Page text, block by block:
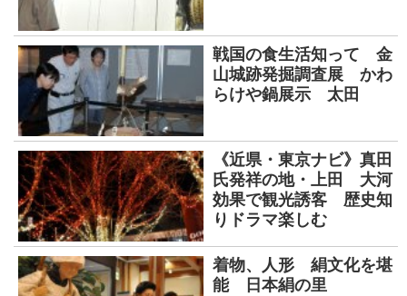
戦国の食生活知って 金
山城跡発掘調査展 かわ
らけや鍋展示 太田
《近県・東京ナビ》真田
氏発祥の地・上田 大河
効果で観光誘客 歴史知
りドラマ楽しむ
着物、人形 絹文化を堪
能 日本絹の里